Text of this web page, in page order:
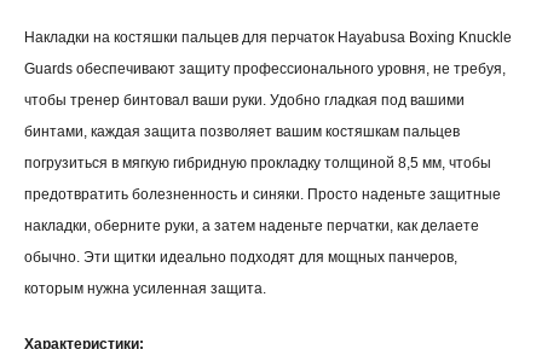
Накладки на костяшки пальцев для перчаток Hayabusa Boxing Knuckle
Guards обеспечивают защиту профессионального уровня, не требуя,
чтобы тренер бинтовал ваши руки. Удобно гладкая под вашими
бинтами, каждая защита позволяет вашим костяшкам пальцев
погрузиться в мягкую гибридную прокладку толщиной 8,5 мм, чтобы
предотвратить болезненность и синяки. Просто наденьте защитные
накладки, оберните руки, а затем наденьте перчатки, как делаете
обычно. Эти щитки идеально подходят для мощных панчеров,
которым нужна усиленная защита.
Характеристики: